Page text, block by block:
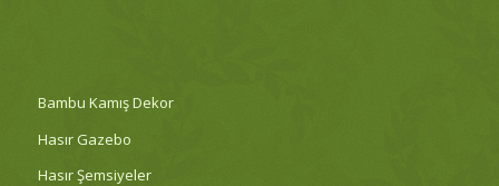
Bambu Kamış Dekor
Hasır Gazebo
Hasır Şemsiyeler